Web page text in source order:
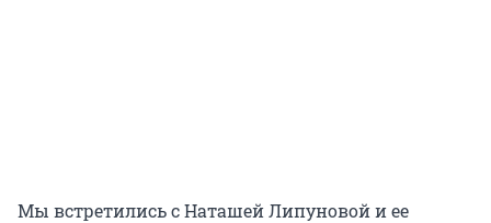
Мы встретились с Наташей Липуновой и ее